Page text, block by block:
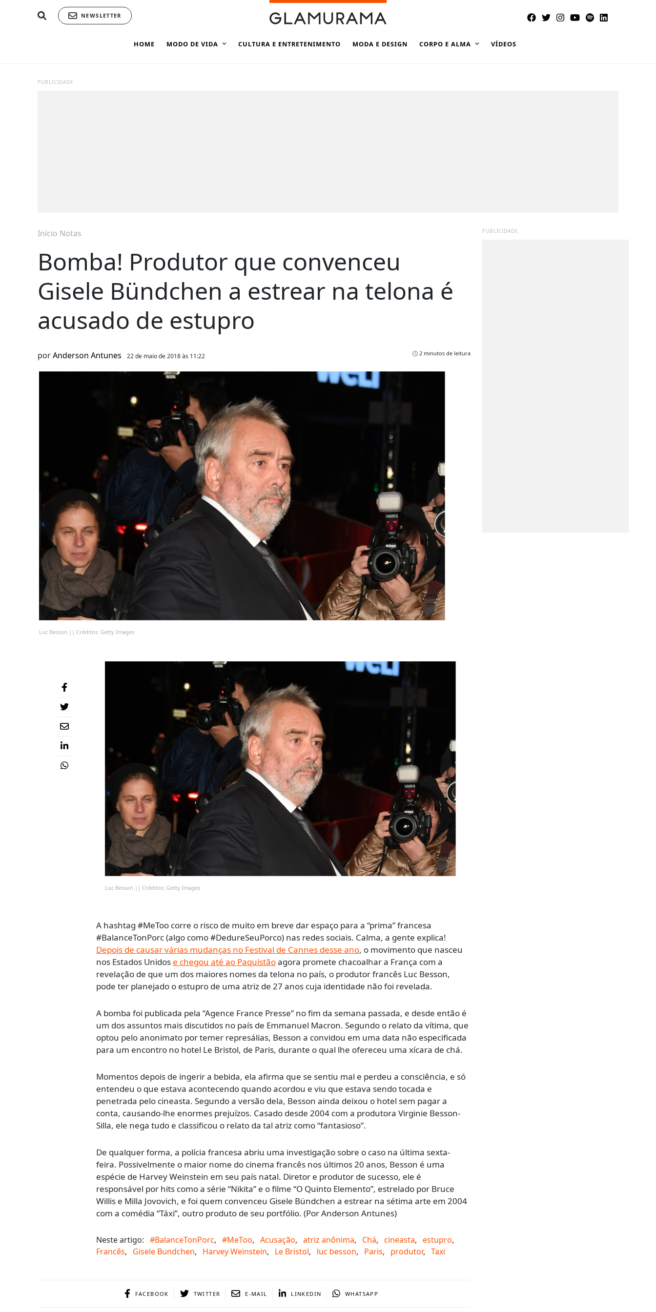
NEWSLETTER
HOME MODO DE VIDA CULTURA E ENTRETENIMENTO MODA E DESIGN CORPO E ALMA VÍDEOS
PUBLICIDADE
Início Notas
Bomba! Produtor que convenceu
Gisele Bündchen a estrear na telona é
acusado de estupro
porAnderson Antunes 22 de maio de 2018 às 11:22 2 minutos de leitura
Luc Besson || Créditos: Getty Images
Luc Besson || Créditos: Getty Images
A hashtag #MeToo corre o risco de muito em breve dar espaço para a “prima” francesa
#BalanceTonPorc (algo como #DedureSeuPorco) nas redes sociais. Calma, a gente explica!
Depois de causar várias mudanças no Festival de Cannes desse ano, o movimento que nasceu
nos Estados Unidos e chegou até ao Paquistãoagora promete chacoalhar a França com a
revelação de que um dos maiores nomes da telona no país, o produtor francês Luc Besson,
pode ter planejado o estupro de uma atriz de 27 anos cuja identidade não foi revelada.
A bomba foi publicada pela “Agence France Presse” no fim da semana passada, e desde então é
um dos assuntos mais discutidos no país de Emmanuel Macron. Segundo o relato da vítima, que
optou pelo anonimato por temer represálias, Besson a convidou em uma data não especificada
para um encontro no hotel Le Bristol, de Paris, durante o qual lhe ofereceu uma xícara de chá.
Momentos depois de ingerir a bebida, ela afirma que se sentiu mal e perdeu a consciência, e só
entendeu o que estava acontecendo quando acordou e viu que estava sendo tocada e
penetrada pelo cineasta. Segundo a versão dela, Besson ainda deixou o hotel sem pagar a
conta, causando-lhe enormes prejuízos. Casado desde 2004 com a produtora Virginie Besson-
Silla, ele nega tudo e classificou o relato da tal atriz como “fantasioso”.
De qualquer forma, a polícia francesa abriu uma investigação sobre o caso na última sexta-
feira. Possivelmente o maior nome do cinema francês nos últimos 20 anos, Besson é uma
espécie de Harvey Weinstein em seu país natal. Diretor e produtor de sucesso, ele é
responsável por hits como a série “Nikita” e o filme “O Quinto Elemento”, estrelado por Bruce
Willis e Milla Jovovich, e foi quem convenceu Gisele Bündchen a estrear na sétima arte em 2004
com a comédia “Táxi”, outro produto de seu portfólio. (Por Anderson Antunes)
Neste artigo: #BalanceTonPorc, #MeToo, Acusação, atriz anônima, Chá, cineasta, estupro,
Francês, Gisele Bundchen, Harvey Weinstein, Le Bristol, luc besson, Paris, produtor, Taxi
FACEBOOK TWITTER E-MAIL LINKEDIN WHATSAPP
PUBLICIDADE